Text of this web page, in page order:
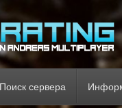
Поиск сервера